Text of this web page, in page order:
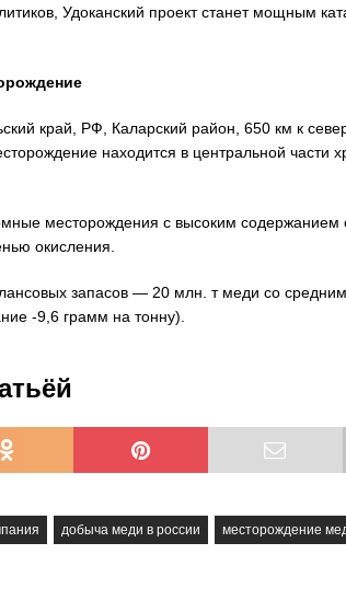
Удоканский проект станет мощным
край, РФ, Каларский район, 650 км к
находится в центральной части
месторождения с высоким
окисления.
запасов — 20 млн. т меди со
-9,6 грамм на тонну).
добыча меди в россии месторождение